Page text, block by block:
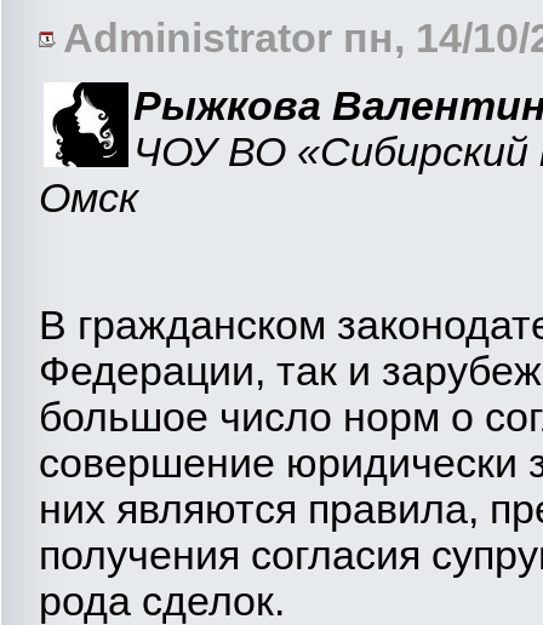
Administrator пн, 14/10/
Рыжкова
ЧОУ ВО «Сибирский
Омск
В гражданском
Федерации, так и
большое число норм о
совершение юридически
них являются правила,
получения согласия
рода сделок.